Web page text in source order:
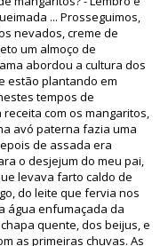
... Prosseguimos,
nevados, creme de
um almoço de
abordou a cultura dos
estão plantando em
tempos de
com os mangaritos,
avó paterna fazia uma
de assada era
o desjejum do meu pai,
levava farto caldo de
do leite que fervia nos
água enfumaçada da
quente, dos beijus, e
as primeiras chuvas. As